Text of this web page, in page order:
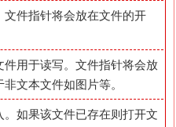
件指针将会放在文件的开
件用于读写。文件指针将会放
文本文件如图片等。
如果该文件已存在则打开文